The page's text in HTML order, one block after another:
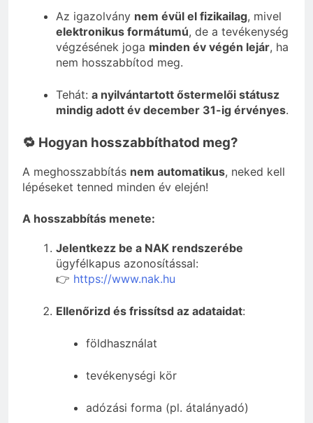
Az igazolvány nem évül el fizikailag, mivel
elektronikus formátumú, de a tevékenység
végzésének joga minden év végén lejár, ha
nem hosszabbítod meg.
Tehát: a nyilvántartott őstermelői státusz
mindig adott év december 31-ig érvényes.
🔁 Hogyan hosszabbíthatod meg?
A meghosszabbítás nem automatikus, neked kell
lépéseket tenned minden év elején!
A hosszabbítás menete:
Jelentkezz be a NAK rendszerébe
ügyfélkapus azonosítással:
👉 https://www.nak.hu
Ellenőrizd és frissítsd az adataidat:
földhasználat
tevékenységi kör
adózási forma (pl. átalányadó)